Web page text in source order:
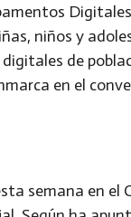
niños y
de
en el
semana en el